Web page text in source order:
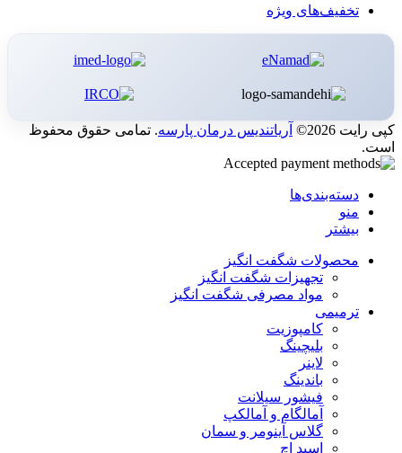
تخفیف‌های ویژه
کپی رایت 2026© آریاتندیس درمان پارسه. تمامی حقوق محفوظ
است.
دسته‌بندی‌ها
منو
بیشتر
محصولات شگفت انگیز
تجهیزات شگفت انگیز
مواد مصرفی شگفت انگیز
ترمیمی
کامپوزیت
بلیچینگ
لاینر
باندینگ
فیشور سیلانت
آمالگام و آمالکپ
گلاس آینومر و سمان
اسید اچ